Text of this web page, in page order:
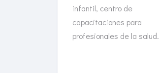
infantil, centro de
capacitaciones para
profesionales de la salud.